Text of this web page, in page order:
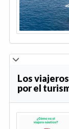
Los
por el